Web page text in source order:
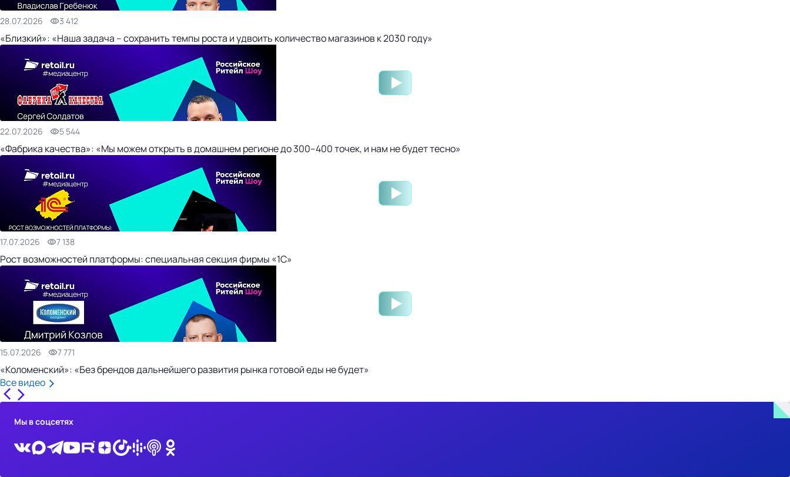
28.07.2026 3 412
«Близкий»: «Наша задача – сохранить темпы роста и удвоить количество магазинов к 2030 году»
22.07.2026 5 544
«Фабрика качества»: «Мы можем открыть в домашнем регионе до 300–400 точек, и нам не будет тесно»
17.07.2026 7 138
Рост возможностей платформы: специальная секция фирмы «1С»
15.07.2026 7 771
«Коломенский»: «Без брендов дальнейшего развития рынка готовой еды не будет»
Все видео
Мы в соцсетях